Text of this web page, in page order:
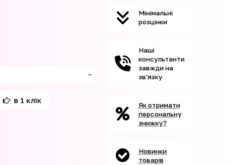
в 1 клік
Мінімальні
розцінки
Наші
консультанти
завжди на
зв'язку
Як отримати
персональну
знижку?
Новинки
товарів